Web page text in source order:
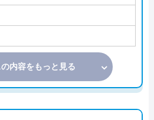
内容をもっと見る